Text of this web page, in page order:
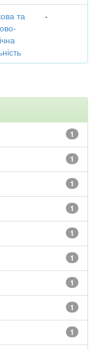
та
-
1
1
1
1
1
1
1
1
1